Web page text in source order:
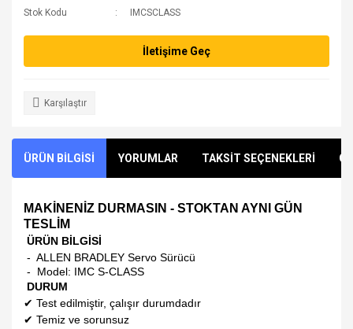
Stok Kodu
IMCSCLASS
İletişime Geç
Karşılaştır
ÜRÜN BİLGİSİ YORUMLAR TAKSİT SEÇENEKLERİ
MAKİNENİZ DURMASIN - STOKTAN AYNI GÜN
TESLİM
ÜRÜN BİLGİSİ
- ALLEN BRADLEY Servo Sürücü
- Model: IMC S-CLASS
DURUM
✔ Test edilmiştir, çalışır durumdadır
✔ Temiz ve sorunsuz